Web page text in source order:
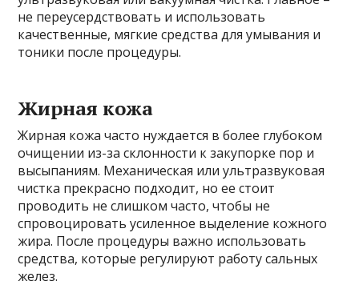
не переусердствовать и использовать
качественные, мягкие средства для умывания и
тоники после процедуры.
Жирная кожа
Жирная кожа часто нуждается в более глубоком
очищении из-за склонности к закупорке пор и
высыпаниям. Механическая или ультразвуковая
чистка прекрасно подходит, но ее стоит
проводить не слишком часто, чтобы не
спровоцировать усиленное выделение кожного
жира. После процедуры важно использовать
средства, которые регулируют работу сальных
желез.